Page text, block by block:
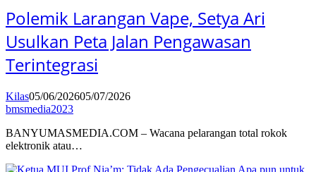
Polemik Larangan Vape, Setya Ari
Usulkan Peta Jalan Pengawasan
Terintegrasi
Kilas05/06/202605/07/2026
bmsmedia2023
BANYUMASMEDIA.COM – Wacana pelarangan total rokok
elektronik atau…